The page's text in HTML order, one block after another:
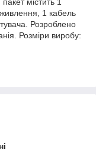
1 кабель
Розроблено
Розміри виробу: